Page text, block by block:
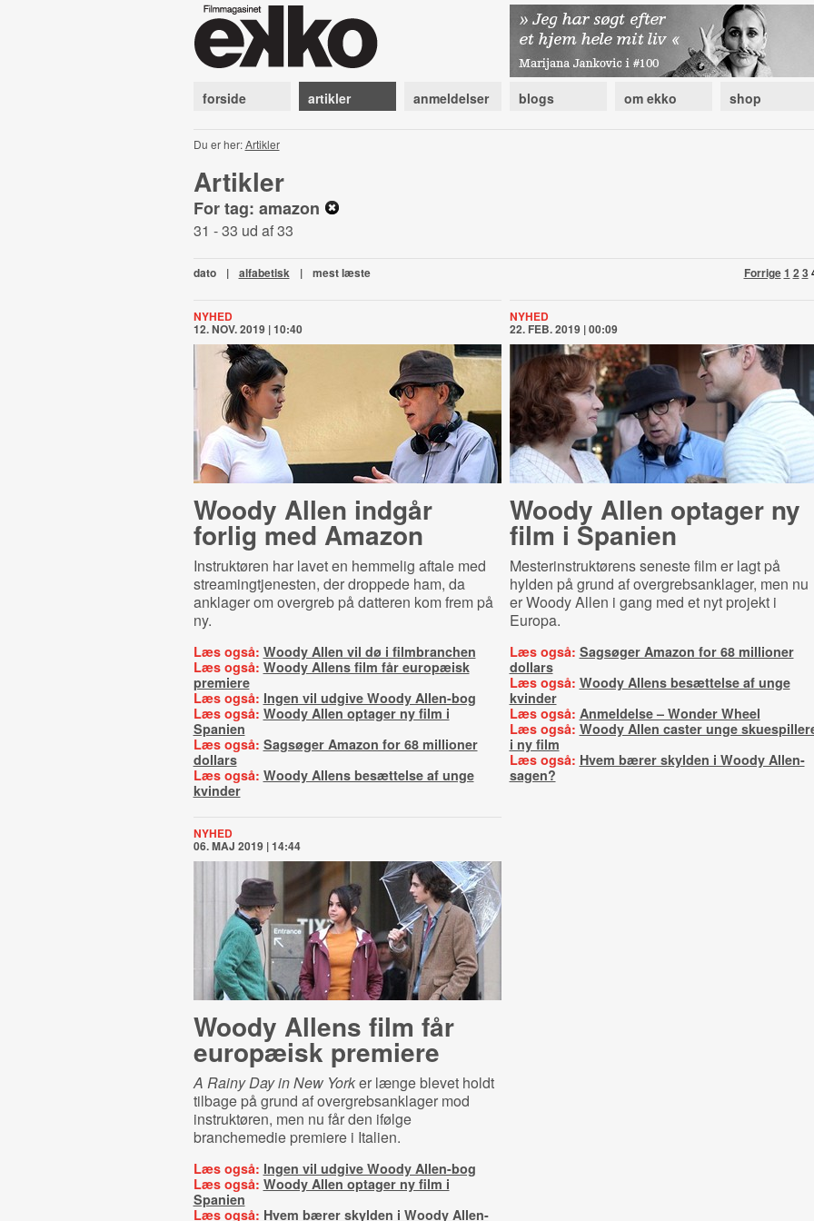
forside artikler anmeldelser blogs om ekko shop
Du er her:Artikler
Artikler
For tag: amazon
31 - 33 ud af 33
Forrige1 2 3
dato | alfabetisk | mest læste
NYHED
12. NOV. 2019 | 10:40
Woody Allen indgår
forlig med Amazon
Instruktøren har lavet en hemmelig aftale med
streamingtjenesten, der droppede ham, da
anklager om overgreb på datteren kom frem på
ny.
Læs også: Woody Allen vil dø i filmbranchen
Læs også: Woody Allens film får europæisk
premiere
Læs også: Ingen vil udgive Woody Allen-bog
Læs også: Woody Allen optager ny film i
Spanien
Læs også: Sagsøger Amazon for 68 millioner
dollars
Læs også: Woody Allens besættelse af unge
kvinder
NYHED
22. FEB. 2019 | 00:09
Woody Allen optager ny
film i Spanien
Mesterinstruktørens seneste film er lagt på
hylden på grund af overgrebsanklager, men nu
er Woody Allen i gang med et nyt projekt i
Europa.
Læs også: Sagsøger Amazon for 68 millioner
dollars
Læs også: Woody Allens besættelse af unge
kvinder
Læs også: Anmeldelse – Wonder Wheel
Læs også: Woody Allen caster unge
i ny film
Læs også: Hvem bærer skylden i Woody Allen-
sagen?
NYHED
06. MAJ 2019 | 14:44
Woody Allens film får
europæisk premiere
A Rainy Day in New Yorker længe blevet holdt
tilbage på grund af overgrebsanklager mod
instruktøren, men nu får den ifølge
branchemedie premiere i Italien.
Læs også: Ingen vil udgive Woody Allen-bog
Læs også: Woody Allen optager ny film i
Spanien
Læs også: Hvem bærer skylden i Woody Allen-